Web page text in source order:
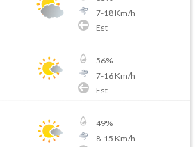
7-18Km/h
Est
56%
7-16Km/h
Est
49%
8-15 Km/h